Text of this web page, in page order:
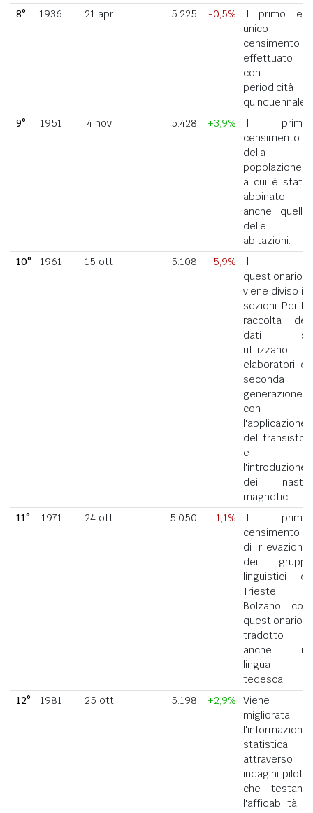
8°
1936 21 apr 5.225 -0,5%
Il primo ed
unico
censimento
effettuato
con
periodicità
quinquennale.
9°
1951 4 nov 5.428 +3,9%
Il primo
censimento
della
popolazione
a cui è stato
abbinato
anche quello
delle
abitazioni.
10°
1961 15 ott 5.108 -5,9%
Il
questionario
viene diviso in
sezioni. Per la
raccolta dei
dati si
utilizzano
elaboratori di
seconda
generazione
con
l'applicazione
del transistor
e
l'introduzione
dei nastri
magnetici.
11°
1971 24 ott 5.050 -1,1%
Il primo
censimento
di rilevazione
dei gruppi
linguistici di
Trieste e
Bolzano con
questionario
tradotto
anche in
lingua
tedesca.
12°
1981 25 ott 5.198 +2,9%
Viene
migliorata
l'informazione
statistica
attraverso
indagini pilota
che testano
l'affidabilità